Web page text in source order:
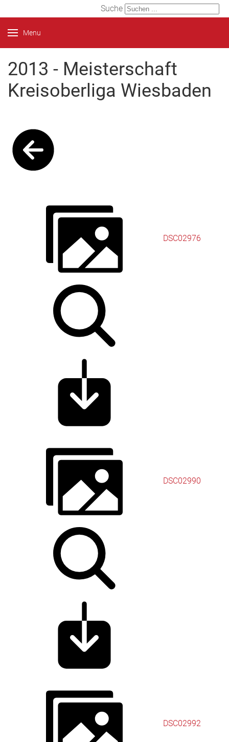
Suche
Menu
2013 - Meisterschaft
Kreisoberliga Wiesbaden
DSC02976
DSC02990
DSC02992